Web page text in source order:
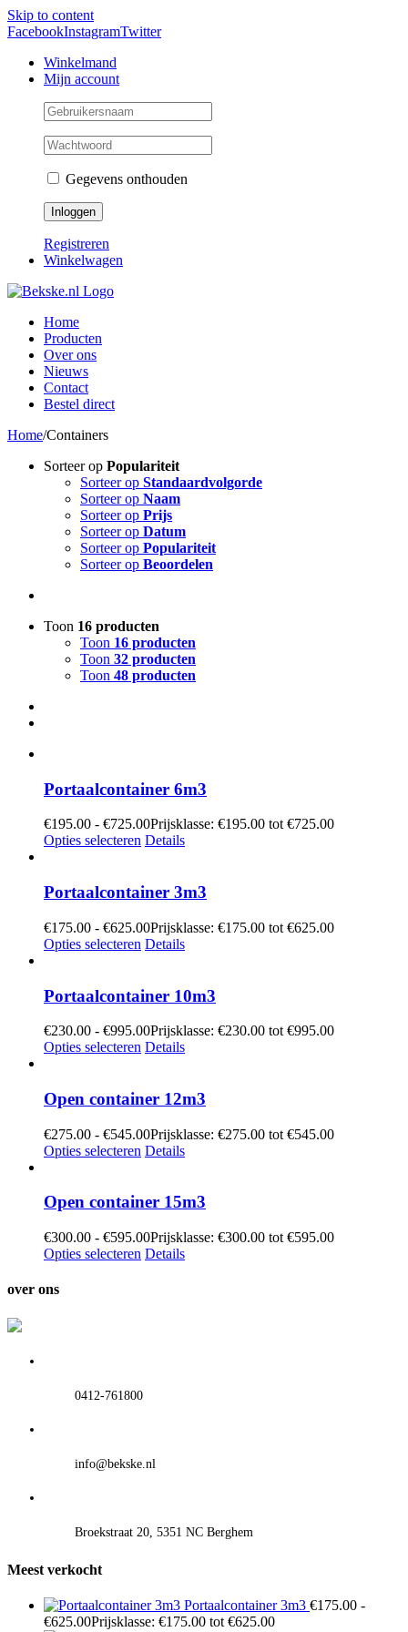
Skip to content
FacebookInstagramTwitter
Winkelmand
Mijn account
Gegevens onthouden
Registreren
Winkelwagen
Home
Producten
Over ons
Nieuws
Contact
Bestel direct
Home/Containers
Sorteer op Populariteit
Sorteer op Standaardvolgorde
Sorteer op Naam
Sorteer op Prijs
Sorteer op Datum
Sorteer op Populariteit
Sorteer op Beoordelen
Toon 16 producten
Toon 16 producten
Toon 32 producten
Toon 48 producten
Portaalcontainer 6m3
€195.00 - €725.00Prijsklasse: €195.00 tot €725.00
Opties selecteren Details
Portaalcontainer 3m3
€175.00 - €625.00Prijsklasse: €175.00 tot €625.00
Opties selecteren Details
Portaalcontainer 10m3
€230.00 - €995.00Prijsklasse: €230.00 tot €995.00
Opties selecteren Details
Open container 12m3
€275.00 - €545.00Prijsklasse: €275.00 tot €545.00
Opties selecteren Details
Open container 15m3
€300.00 - €595.00Prijsklasse: €300.00 tot €595.00
Opties selecteren Details
over ons
0412-761800
info@bekske.nl
Broekstraat 20, 5351 NC Berghem
Meest verkocht
Portaalcontainer 3m3 €175.00 -
€625.00Prijsklasse: €175.00 tot €625.00